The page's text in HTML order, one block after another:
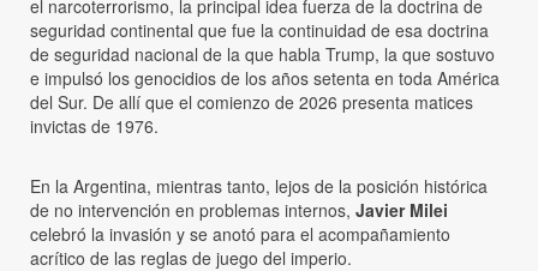
el narcoterrorismo, la principal idea fuerza de la doctrina de
seguridad continental que fue la continuidad de esa doctrina
de seguridad nacional de la que habla Trump, la que sostuvo
e impulsó los genocidios de los años setenta en toda América
del Sur. De allí que el comienzo de 2026 presenta matices
invictas de 1976.
En la Argentina, mientras tanto, lejos de la posición histórica
de no intervención en problemas internos, Javier Milei
celebró la invasión y se anotó para el acompañamiento
acrítico de las reglas de juego del imperio.